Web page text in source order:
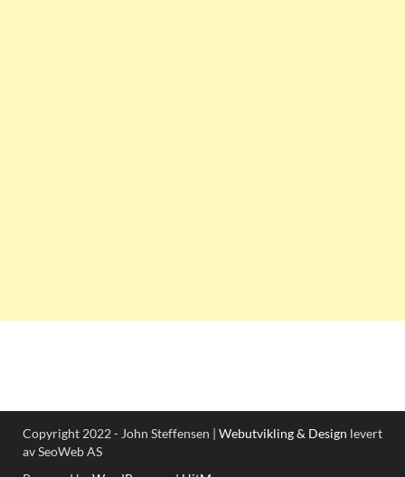
Copyright 2022 - John Steffensen | Webutvikling & Design levert
av SeoWeb AS